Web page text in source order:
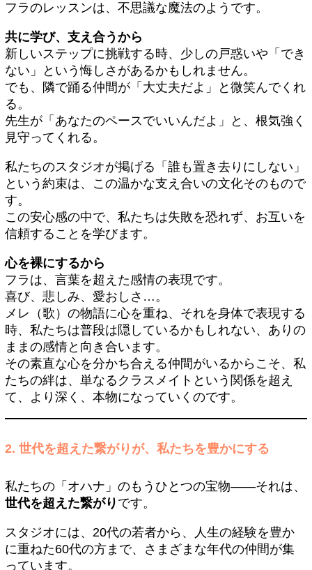
フラのレッスンは、不思議な魔法のようです。
共に学び、支え合うから
新しいステップに挑戦する時、少しの戸惑いや「でき
ない」という悔しさがあるかもしれません。
でも、隣で踊る仲間が「大丈夫だよ」と微笑んでくれ
る。
先生が「あなたのペースでいいんだよ」と、根気強く
見守ってくれる。
私たちのスタジオが掲げる「誰も置き去りにしない」
という約束は、この温かな支え合いの文化そのもので
す。
この安心感の中で、私たちは失敗を恐れず、お互いを
信頼することを学びます。
心を裸にするから
フラは、言葉を超えた感情の表現です。
喜び、悲しみ、愛おしさ…。
メレ（歌）の物語に心を重ね、それを身体で表現する
時、私たちは普段は隠しているかもしれない、ありの
ままの感情と向き合います。
その素直な心を分かち合える仲間がいるからこそ、私
たちの絆は、単なるクラスメイトという関係を超え
て、より深く、本物になっていくのです。
2. 世代を超えた繋がりが、私たちを豊かにする
私たちの「オハナ」のもうひとつの宝物——それは、
世代を超えた繋がり です。
スタジオには、20代の若者から、人生の経験を豊か
に重ねた60代の方まで、さまざまな年代の仲間が集
っています。